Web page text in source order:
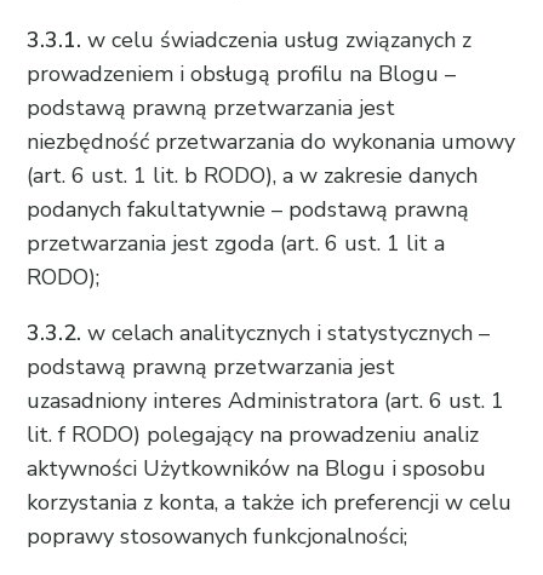
3.3.1. w celu świadczenia usług związanych z
prowadzeniem i obsługą profilu na Blogu –
podstawą prawną przetwarzania jest
niezbędność przetwarzania do wykonania umowy
(art. 6 ust. 1 lit. b RODO), a w zakresie danych
podanych fakultatywnie – podstawą prawną
przetwarzania jest zgoda (art. 6 ust. 1 lit a
RODO);
3.3.2. w celach analitycznych i statystycznych –
podstawą prawną przetwarzania jest
uzasadniony interes Administratora (art. 6 ust. 1
lit. f RODO) polegający na prowadzeniu analiz
aktywności Użytkowników na Blogu i sposobu
korzystania z konta, a także ich preferencji w celu
poprawy stosowanych funkcjonalności;